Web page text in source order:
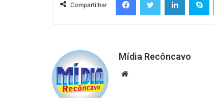
Compartilhar
Mídia Recôncavo
Website